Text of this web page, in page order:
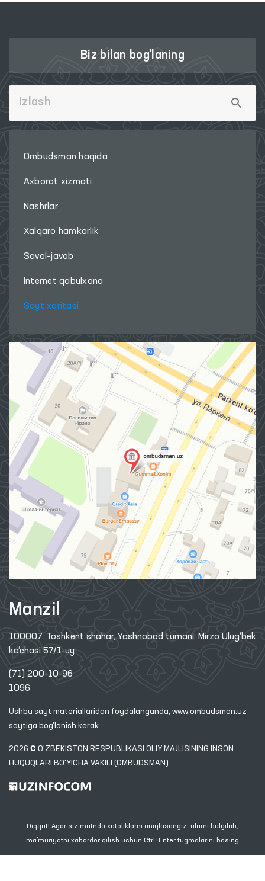
Biz bilan bog'laning
Ombudsman haqida
Axborot xizmati
Nashrlar
Xalqaro hamkorlik
Savol-javob
Internet qabulxona
Sayt xaritasi
Manzil
100007, Toshkent shahar, Yashnobod tumani. Mirzo Ulug‘bek
ko‘chasi 57/1-uy
(71) 200-10-96
1096
Ushbu sayt materiallaridan foydalanganda, www.ombudsman.uz
saytiga bog'lanish kerak
2026 © O'ZBEKISTON RESPUBLIKASI OLIY MAJLISINING INSON
HUQUQLARI BO'YICHA VAKILI (OMBUDSMAN)
Diqqat! Agar siz matnda xatoliklarni aniqlasangiz, ularni belgilab,
ma’muriyatni xabardor qilish uchun Ctrl+Enter tugmalarini bosing